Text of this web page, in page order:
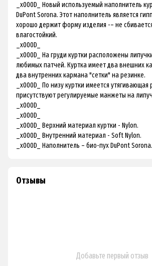
_x000D_ Новый используемый наполнитель
DuPont Sorona. Этот наполнитель является
хорошо держит форму изделия -– не
влагостойкий.
_x000D_
_x000D_ На груди куртки расположены
любимых патчей. Куртка имеет два внешних
два внутренних кармана "сетки" на резинке.
_x000D_ По низу куртки имеется
присутствуют регулируемые манжеты на
_x000D_
_x000D_
_x000D_ Верхний материал куртки - Nylon.
_x000D_ Внутренний материал - Soft Nylon.
_x000D_ Наполнитель – био-пух DuPont Sorona.
Отзывы
Добавьте первый отзыв